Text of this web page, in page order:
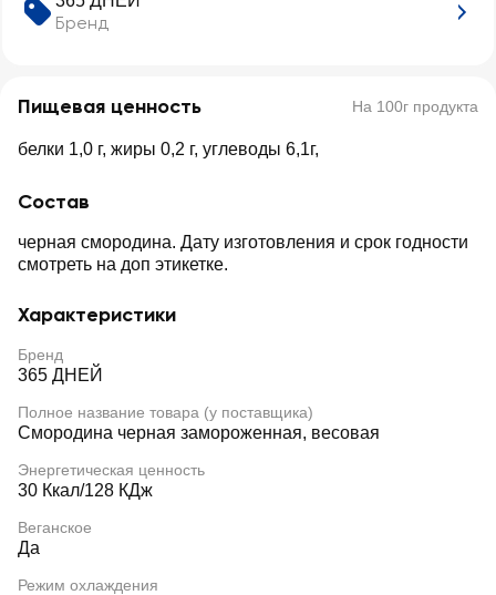
Бренд
Пищевая ценность На 100г продукта
белки 1,0 г, жиры 0,2 г, углеводы 6,1г,
Состав
черная смородина. Дату изготовления и срок годности
смотреть на доп этикетке.
Характеристики
Бренд
365 ДНЕЙ
Полное название товара (у поставщика)
Смородина черная замороженная, весовая
Энергетическая ценность
30 Ккал/128 КДж
Веганское
Да
Режим охлаждения